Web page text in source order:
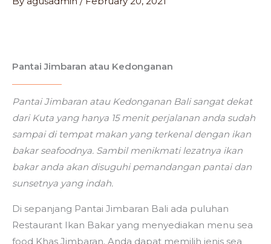
Pantai Jimbaran atau Kedonganan
Pantai Jimbaran atau Kedonganan Bali sangat dekat
dari Kuta yang hanya 15 menit perjalanan anda sudah
sampai di tempat makan yang terkenal dengan ikan
bakar seafoodnya. Sambil menikmati lezatnya ikan
bakar anda akan disuguhi pemandangan pantai dan
sunsetnya yang indah.
Di sepanjang Pantai Jimbaran Bali ada puluhan
Restaurant Ikan Bakar yang menyediakan menu sea
food Khas Jimbaran. Anda dapat memilih jenis sea